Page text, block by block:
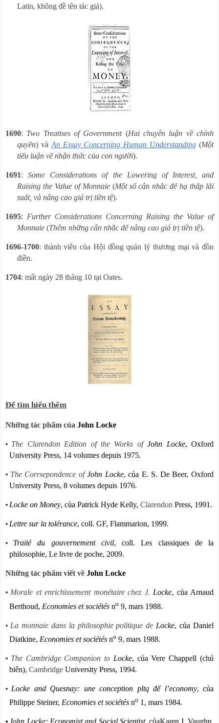
Latin, không đề tên tác giả).
1690: Two Treatises of Government (Hai chuyên luận về chính
quyền) và An Essay Concerning Human Understanding (Một
tiểu luận về nhận thức của con người).
1691:Some Considerations of the Lowering of Interest, and
Raising the Value of Monnaie (Một số cân nhắc để hạ thấp lãi
suất, và nâng cao giá trị tiền tệ).
1695: Further Considerations Concerning Raising the Value of
Monnaie (Thêm những cân nhắc để nâng cao giá trị tiền tệ).
1696-1700: thành viên của Hội đồng quản lý thương mại và đồn
điền.
1704: mất ngày 28 tháng 10 tại Oates.
Để tìm hiểu thêm
Những tác phẩm của John Locke
• The Clarendon Edition of the Works ofJohn Locke, Oxford
University Press, 14 volumes depuis 1975.
• The Corrsepondence ofJohn Locke, của E. S. De Beer, Oxford
University Press, 8 volumes depuis 1976.
• Locke on Money, của Patrick Hyde Kelly, Clarendon Press, 1991.
• Lettre sur la tolérance, coll. GF, Flammarion, 1999.
• Traité du gouvernement civil, coll. Les classiques de la
philosophie, Le livre de poche, 2009.
Những tác phẩm viết về John Locke
• Morale et enrichissement monétaire chez J. Locke, của Arnaud
Berthoud, Economies et sociétés no 9, mars 1988.
• La monnaie dans la philosophie politique de Locke, của Daniel
Diatkine, Economies et sociétés no 9, mars 1988.
• The Cambridge Companion to Locke, của Vere Chappell (chủ
biên), Cambridge University Press, 1994.
• Locke and Quesnay: une conception pltq để l’economy, của
Philippe Steiner, Economies et sociétés no 1, mars 1984.